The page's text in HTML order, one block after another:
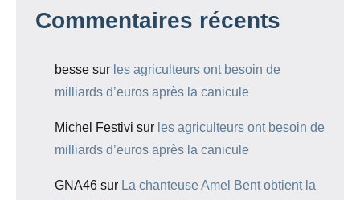
Commentaires récents
besse sur les agriculteurs ont besoin de
milliards d’euros après la canicule
Michel Festivi sur les agriculteurs ont besoin de
milliards d’euros après la canicule
GNA46 sur La chanteuse Amel Bent obtient la